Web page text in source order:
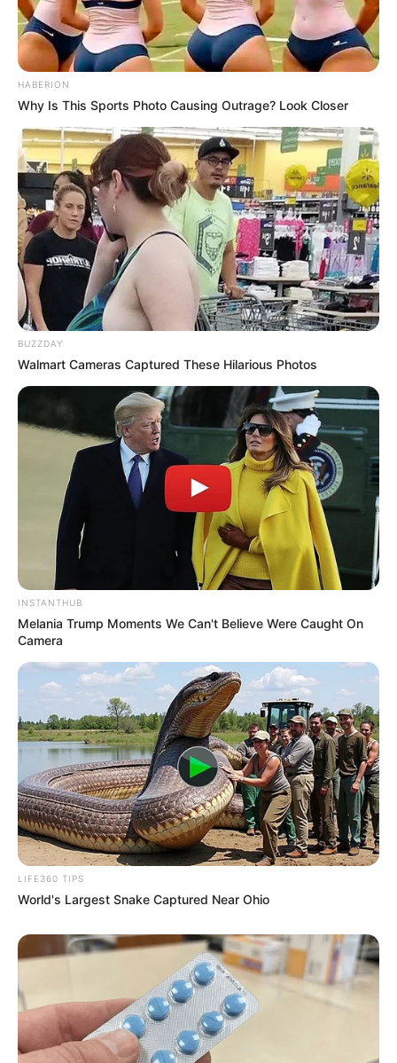
HABERION
Why Is This Sports Photo Causing Outrage? Look Closer
BUZZDAY
Walmart Cameras Captured These Hilarious Photos
INSTANTHUB
Melania Trump Moments We Can't Believe Were Caught On
Camera
LIFE360 TIPS
World's Largest Snake Captured Near Ohio